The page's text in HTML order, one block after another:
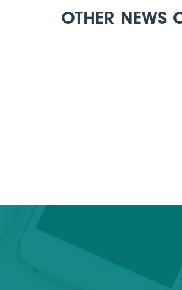
OTHER NEWS